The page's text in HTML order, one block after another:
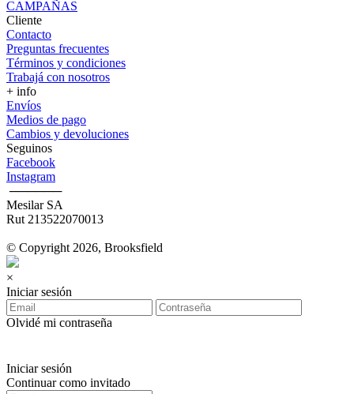
CAMPAÑAS
Cliente
Contacto
Preguntas frecuentes
Términos y condiciones
Trabajá con nosotros
+ info
Envíos
Medios de pago
Cambios y devoluciones
Seguinos
Facebook
Instagram
‎ ──────
Mesilar SA
Rut 213522070013
© Copyright 2026, Brooksfield
×
Iniciar sesión
Olvidé mi contraseña
Iniciar sesión
Continuar como invitado